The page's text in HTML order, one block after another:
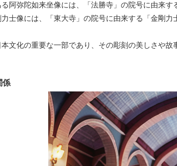
阿弥陀如来坐像には、「法勝寺」の院号に由来
士像には、「東大寺」の院号に由来する「金剛力
文化の重要な一部であり、その彫刻の美しさや故
係